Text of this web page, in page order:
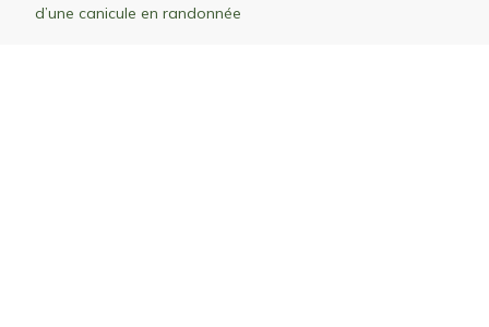
d’une canicule en randonnée